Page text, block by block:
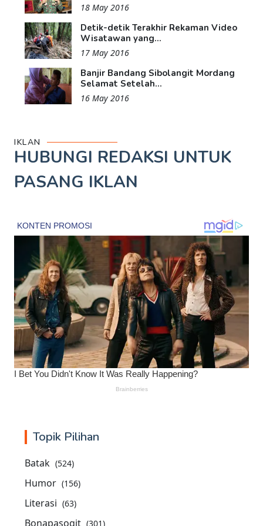
18 May 2016
Detik-detik Terakhir Rekaman Video
Wisatawan yang...
17 May 2016
Banjir Bandang Sibolangit Mordang
Selamat Setelah...
16 May 2016
IKLAN
HUBUNGI REDAKSI UNTUK
PASANG IKLAN
Topik Pilihan
Batak (524)
Humor (156)
Literasi (63)
Bonapasogit (301)